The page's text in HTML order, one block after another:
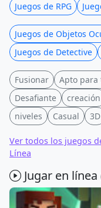
Juegos de RPG
Juegos de Objetos
Juegos de Detective
Fusionar Apto para
Desafiante
creación
niveles
Casual 3D
Ver todos los juegos
Línea
Jugar en línea